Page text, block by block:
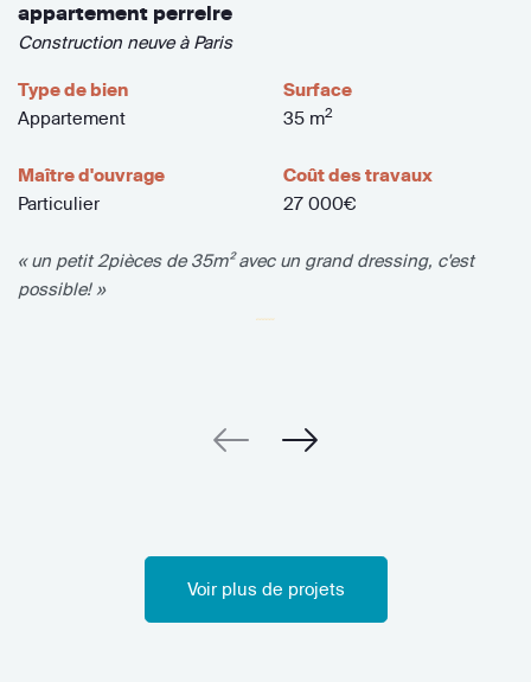
appartement perreire
Construction neuve à Paris
Type de bien
Appartement
Surface
35 m2
Maître d'ouvrage
Particulier
Coût des travaux
27 000€
« un petit 2pièces de 35m² avec un grand dressing, c'est
possible! »
Voir plus de projets